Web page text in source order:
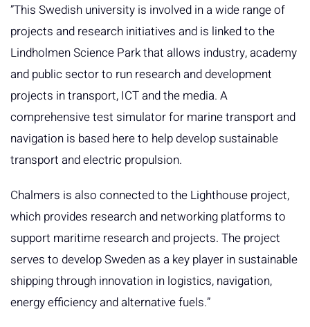
”This Swedish university is involved in a wide range of
projects and research initiatives and is linked to the
Lindholmen Science Park that allows industry, academy
and public sector to run research and development
projects in transport, ICT and the media. A
comprehensive test simulator for marine transport and
navigation is based here to help develop sustainable
transport and electric propulsion.
Chalmers is also connected to the Lighthouse project,
which provides research and networking platforms to
support maritime research and projects. The project
serves to develop Sweden as a key player in sustainable
shipping through innovation in logistics, navigation,
energy efficiency and alternative fuels.”